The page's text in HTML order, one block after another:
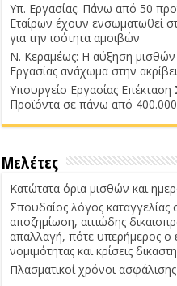
Υπ. Εργασίας: Πάνω από 50
Εταίρων έχουν ενσωματωθεί
για την ισότητα αμοιβών
Ν. Κεραμέως: Η αύξηση
Εργασίας ανάχωμα στην
Υπουργείο Εργασίας
Προϊόντα σε πάνω από
Μελέτες
Κατώτατα όρια μισθών και
Σπουδαίος λόγος
αποζημίωση, αιτιώδης
απαλλαγή, πότε υπερήμερος ο
νομιμότητας και κρίσεις
Πλασματικοί χρόνοι ασφάλισης